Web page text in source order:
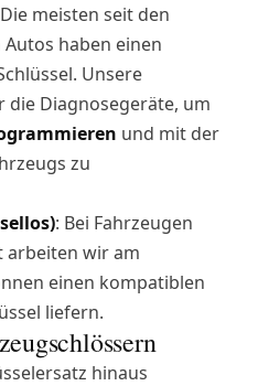
meisten seit den
haben einen
Unsere
die Diagnosegeräte, um
und mit der
zu
: Bei Fahrzeugen
arbeiten wir am
einen kompatiblen
liefern.
hinaus